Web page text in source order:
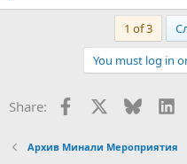
e
s
1 of 3
You must log in
Share: Facebook Bluesky
Архив Минали Мероприятия